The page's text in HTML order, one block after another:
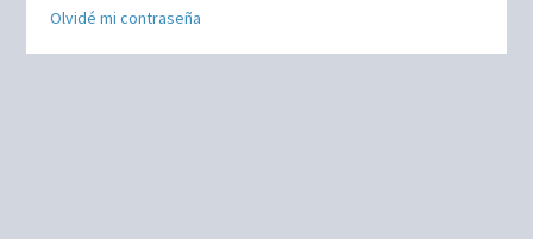
Olvidé mi contraseña